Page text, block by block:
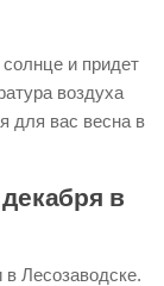
солнце и придет
воздуха
для вас весна в
в
в Лесозаводске.